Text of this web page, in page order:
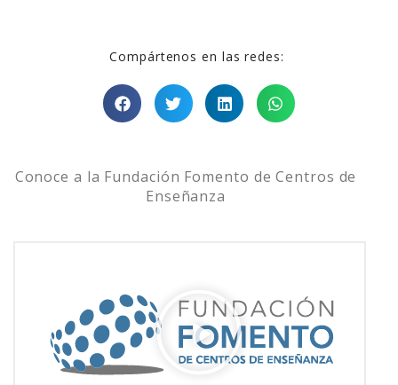
Compártenos en las redes:
Conoce a la Fundación Fomento de Centros de
Enseñanza